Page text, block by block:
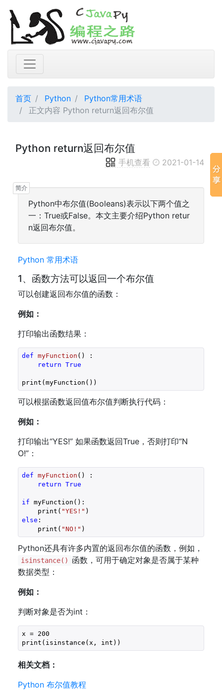
首页 Python
Python常用术语
正文内容 Python return返回布尔值
Python return返回布尔值
手机查看 2021-01-14
Python中布尔值(Booleans)表示以下两个值之
一：True或False。本文主要介绍Python retur
n返回布尔值。
Python 常用术语
1、函数方法可以返回一个布尔值
可以创建返回布尔值的函数：
例如：
打印输出函数结果：
def myFunction ()
:
return True
print(myFunction())
可以根据函数返回值布尔值判断执行代码：
例如：
打印输出“YES!” 如果函数返回True，否则打印“N
O!”：
def myFunction ()
:
return True
if myFunction():
    print(
"YES!"
else :
    print(
"NO!" )
Python还具有许多内置的返回布尔值的函数，例如，
isinstance()
函数，可用于确定对象是否属于某种
数据类型：
例如：
判断对象是否为int：
x = 200
print(isinstance(x, int))
相关文档：
Python 布尔值教程